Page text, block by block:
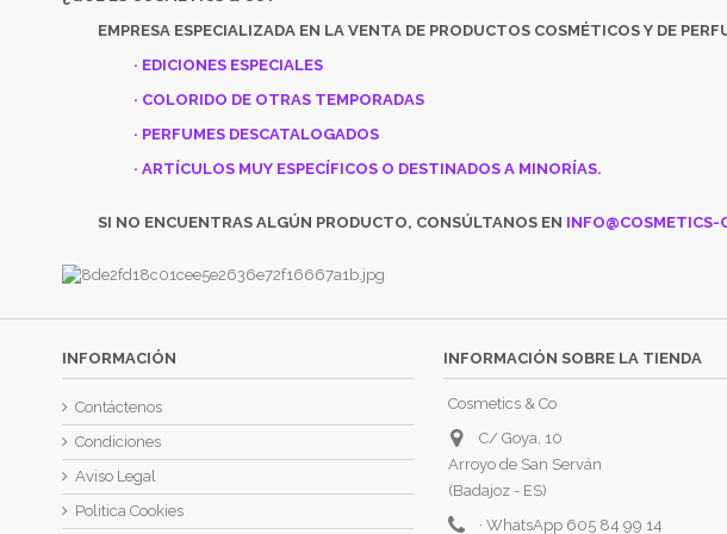
EMPRESA ESPECIALIZADA EN LA VENTA DE PRODUCTOS COSMÉTICOS Y DE
· EDICIONES ESPECIALES
· COLORIDO DE OTRAS TEMPORADAS
· PERFUMES DESCATALOGADOS
· ARTÍCULOS MUY ESPECÍFICOS O DESTINADOS A MINORÍAS.
SI NO ENCUENTRAS ALGÚN PRODUCTO, CONSÚLTANOS EN INFO@COSMETICS-
INFORMACIÓN
Contáctenos
Condiciones
Aviso Legal
Politica Cookies
INFORMACIÓN SOBRE LA TIENDA
Cosmetics & Co
C/ Goya, 10
Arroyo de San Serván
(Badajoz - ES)
· WhatsApp 605 84 99 14